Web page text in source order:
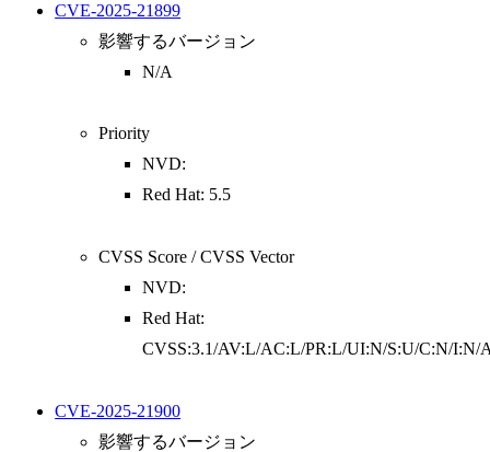
CVE-2025-21899
影響するバージョン
N/A
Priority
NVD:
Red Hat: 5.5
CVSS Score / CVSS Vector
NVD:
Red Hat:
CVSS:3.1/AV:L/AC:L/PR:L/UI:N/S:U/C:N/I:N/
CVE-2025-21900
影響するバージョン